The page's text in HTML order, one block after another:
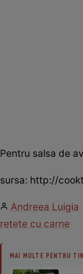
Pentru salsa de
sursa: http://
Andreea Luigia
retete cu carne
MAI MULTE PENTRU